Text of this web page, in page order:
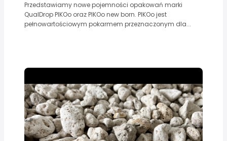
Przedstawiamy nowe pojemności opakowań marki
QualDrop PIKOo oraz PIKOo new born. PIKOo jest
pełnowartościowym pokarmem przeznaczonym dla...